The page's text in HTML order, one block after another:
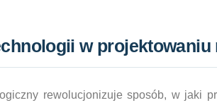
w projektowaniu
rewolucjonizuje sposób, w jaki